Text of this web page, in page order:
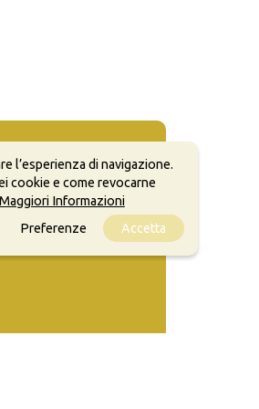
l’esperienza di navigazione.
cookie e come revocarne
Maggiori Informazioni
Preferenze
Accetta